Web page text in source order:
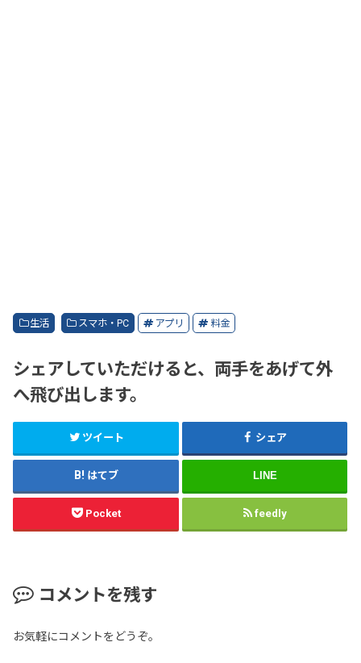
生活 スマホ・PC アプリ 料金
シェアしていただけると、両手をあげて外
へ飛び出します。
ツイート シェア
はてブ LINE
Pocket feedly
コメントを残す
お気軽にコメントをどうぞ。